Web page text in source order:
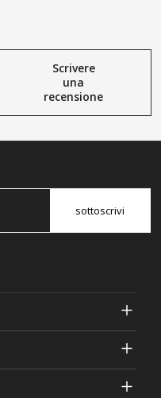
Scrivere
una
recensione
sottoscrivi